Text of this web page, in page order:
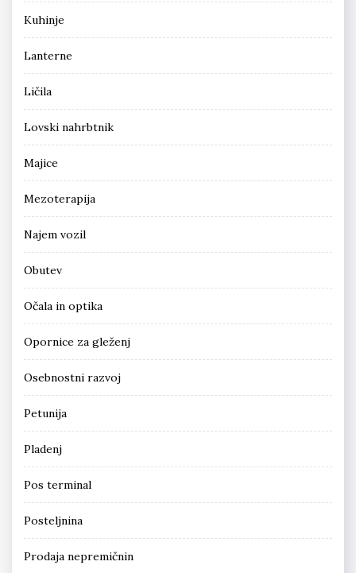
Kuhinje
Lanterne
Ličila
Lovski nahrbtnik
Majice
Mezoterapija
Najem vozil
Obutev
Očala in optika
Opornice za gleženj
Osebnostni razvoj
Petunija
Pladenj
Pos terminal
Posteljnina
Prodaja nepremičnin